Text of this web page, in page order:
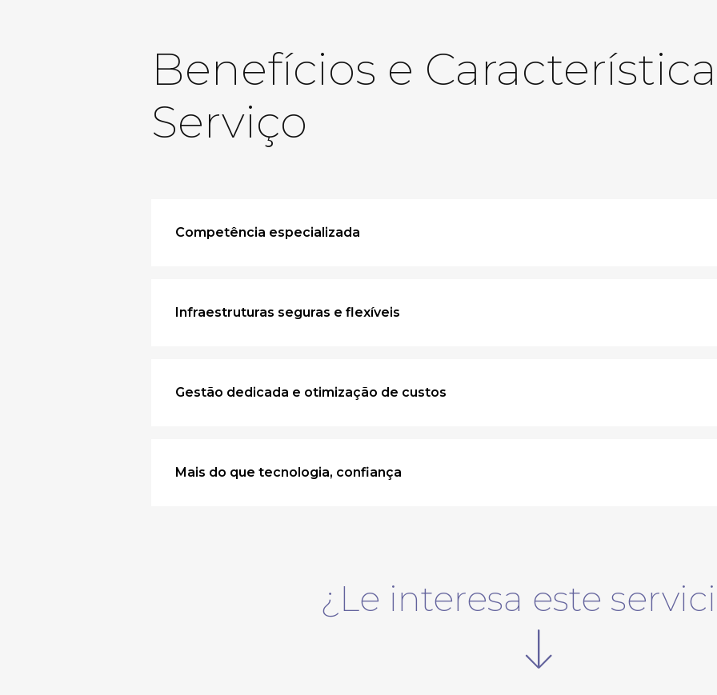
Benefícios e
Serviço
Competência especializada
Infraestruturas seguras e flexíveis
Gestão dedicada e otimização de custos
Mais do que tecnologia, confiança
¿Le interesa este